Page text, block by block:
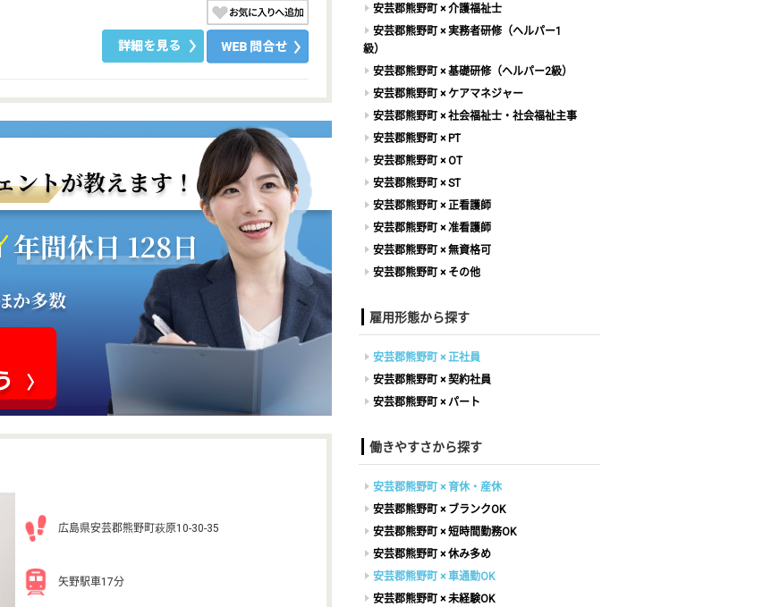
広島県安芸郡熊野町萩原10-30-35
矢野駅車17分
安芸郡熊野町 × 介護福祉士
安芸郡熊野町 × 実務者研修（ヘルパー1
級）
安芸郡熊野町 × 基礎研修（ヘルパー2級）
安芸郡熊野町 × ケアマネジャー
安芸郡熊野町 × 社会福祉士・社会福祉主事
安芸郡熊野町 × PT
安芸郡熊野町 × OT
安芸郡熊野町 × ST
安芸郡熊野町 × 正看護師
安芸郡熊野町 × 准看護師
安芸郡熊野町 × 無資格可
安芸郡熊野町 × その他
雇用形態から探す
安芸郡熊野町 × 正社員
安芸郡熊野町 × 契約社員
安芸郡熊野町 × パート
働きやすさから探す
安芸郡熊野町 × 育休・産休
安芸郡熊野町 × ブランクOK
安芸郡熊野町 × 短時間勤務OK
安芸郡熊野町 × 休み多め
安芸郡熊野町 × 車通勤OK
安芸郡熊野町 × 未経験OK